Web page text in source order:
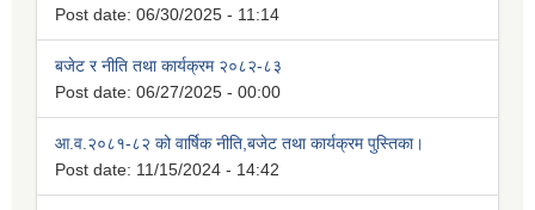
Post date: 06/30/2025 - 11:14
बजेट र नीति तथा कार्यक्रम २०८२-८३
Post date: 06/27/2025 - 00:00
आ.व.२०८१-८२ को वार्षिक नीति,बजेट तथा कार्यक्रम पुस्तिका।
Post date: 11/15/2024 - 14:42